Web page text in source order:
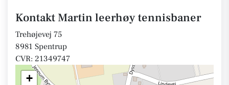
Kontakt Martin leerhøy tennisbaner
Trehøjevej 75
8981 Spentrup
CVR: 21349747
+